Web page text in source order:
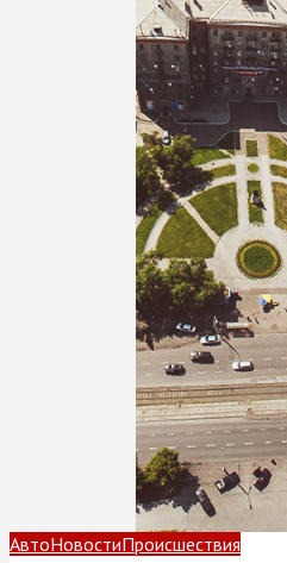
АвтоНовостиПроисшествия